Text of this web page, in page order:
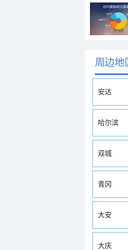
周边地
安达
哈尔滨
双城
青冈
大安
大庆